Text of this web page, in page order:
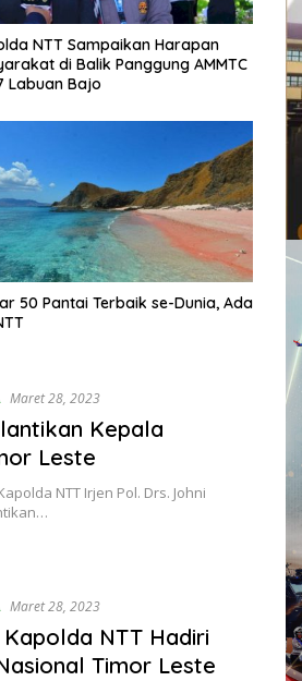
NTT Sampaikan Harapan
di Balik Panggung AMMTC
Labuan Bajo
50 Pantai Terbaik se-Dunia, Ada
Maret 28, 2023
Kepala
Leste
NTT Irjen Pol. Drs. Johni
Maret 28, 2023
NTT Hadiri
Timor Leste